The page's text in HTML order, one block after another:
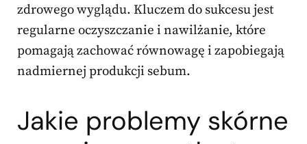
zdrowego wyglądu. Kluczem do sukcesu jest
regularne oczyszczanie i nawilżanie, które
pomagają zachować równowagę i zapobiegają
nadmiernej produkcji sebum.
Jakie problemy skórne